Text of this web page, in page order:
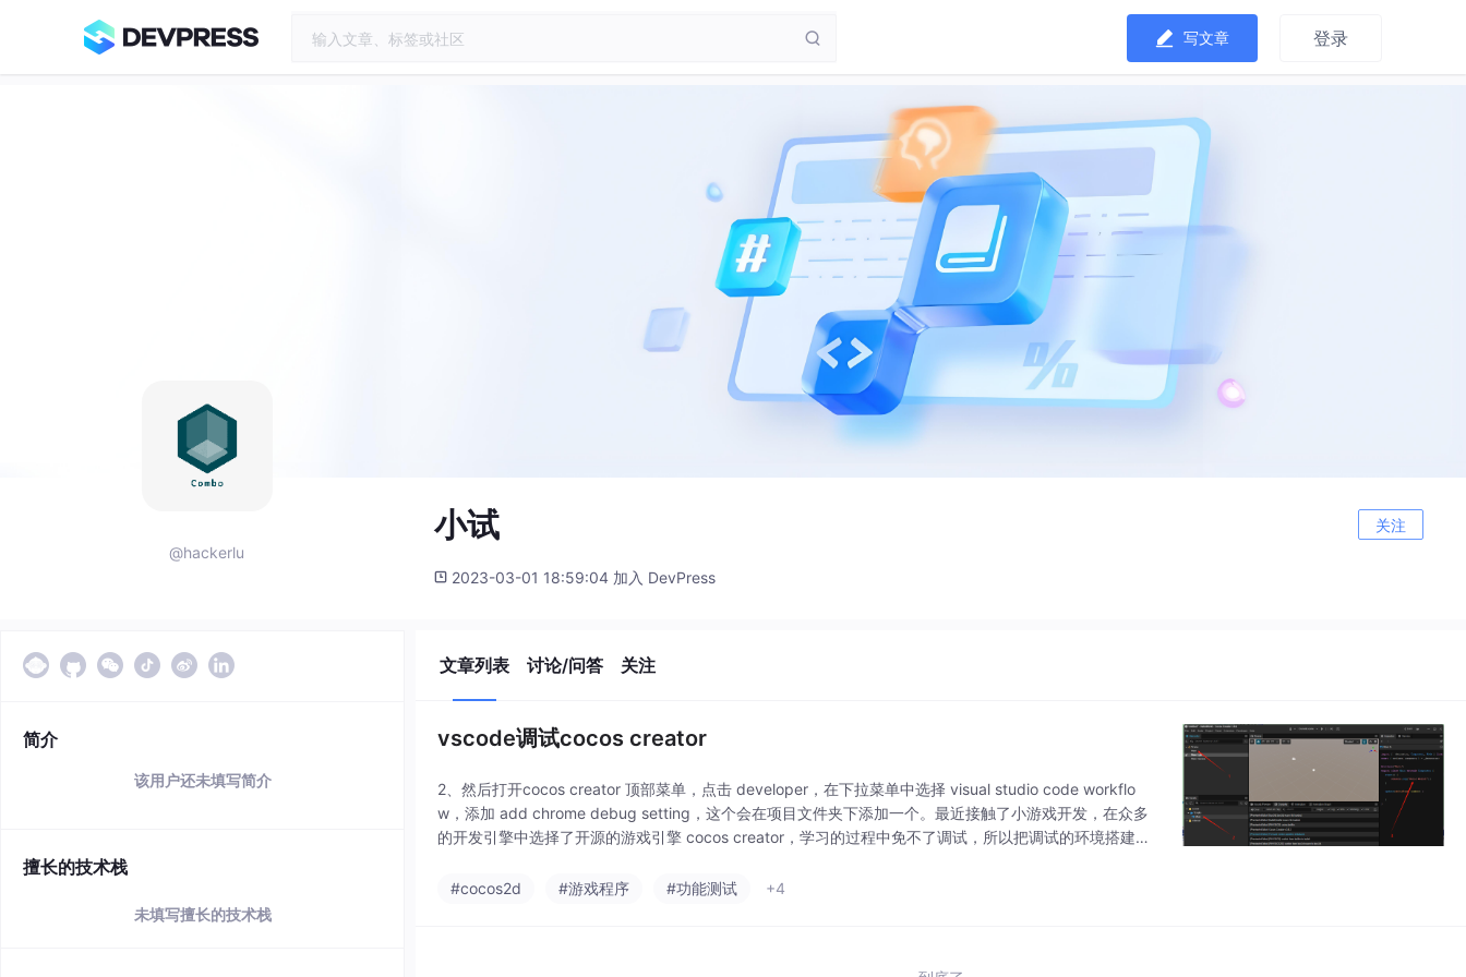
写文章 登录
@hackerlu
小试 关注
2023-03-01 18:59:04 加入 DevPress
简介
该用户还未填写简介
擅长的技术栈
未填写擅长的技术栈
文章列表 讨论/问答 关注
vscode调试cocos creator
2、然后打开cocos creator 顶部菜单，点击 developer，在下拉菜单中选择 visual studio code workflo
w，添加 add chrome debug setting，这个会在项目文件夹下添加一个。最近接触了小游戏开发，在众多
的开发引擎中选择了开源的游戏引擎 cocos creator，学习的过程中免不了调试，所以把调试的环境搭建记
#cocos2d
#游戏程序 #功能测试 +4